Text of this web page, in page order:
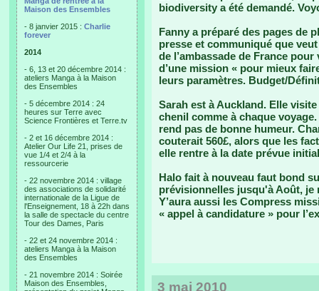
Maison des Ensembles
- 8 janvier 2015 : Charlie
forever
2014
- 6, 13 et 20 décembre 2014 :
ateliers Manga à la Maison
des Ensembles
- 5 décembre 2014 : 24
heures sur Terre avec
Science Frontières et Terre.tv
- 2 et 16 décembre 2014 :
Atelier Our Life 21, prises de
vue 1/4 et 2/4 à la
ressourcerie
- 22 novembre 2014 : village
des associations de solidarité
internationale de la Ligue de
l'Enseignement, 18 à 22h dans
la salle de spectacle du centre
Tour des Dames, Paris
- 22 et 24 novembre 2014 :
ateliers Manga à la Maison
des Ensembles
- 21 novembre 2014 : Soirée
Maison des Ensembles,
biodiversity a été demandé.
Fanny a préparé des pages de
presse et communiqué que
de l’ambassade de France
d’une mission « pour mieux
leurs paramètres. Budget/
Sarah est à Auckland. Elle
chenil comme à chaque
rend pas de bonne humeur.
couterait 560£, alors que les
elle rentre à la date prévue
Halo fait à nouveau faut bond
prévisionnelles jusqu'à Août, je
Y’aura aussi les Compress
« appel à candidature » pour
3 mai 2010